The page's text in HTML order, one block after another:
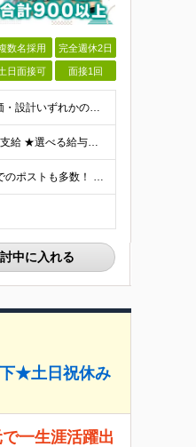
数名採用 完全週休2日
日面接可 面接1回
《40・50・60代も活躍中》 ■学歴不問 ■生産技術・生産管理・品質保証・評価・設計いずれかの実務経験をお持ちの方 ▽こんな方にオススメです！▽ 「経験を活かして幅広いプロジェクトに携わりたい」
★通勤＆就業＆地域/住宅＆役職手当あり ★在宅勤務実績あり ★残業代は全額支給 ★選べる給与制度あり！ ■東京・神奈川・千葉・埼玉勤務の場合 月給24.5万円～55万円＋諸手当 （残業代は全額支給）
★リモート実績あり★ トヨタ自動車・パナソニック・東芝など大手メーカーでのポストも多数！ 全国の取引先での就業となります（沖縄を除く） 『地元で働きたい』という希望に、業界トップクラス約7,00
中に入れる
★土日祝休み
一生涯活躍出